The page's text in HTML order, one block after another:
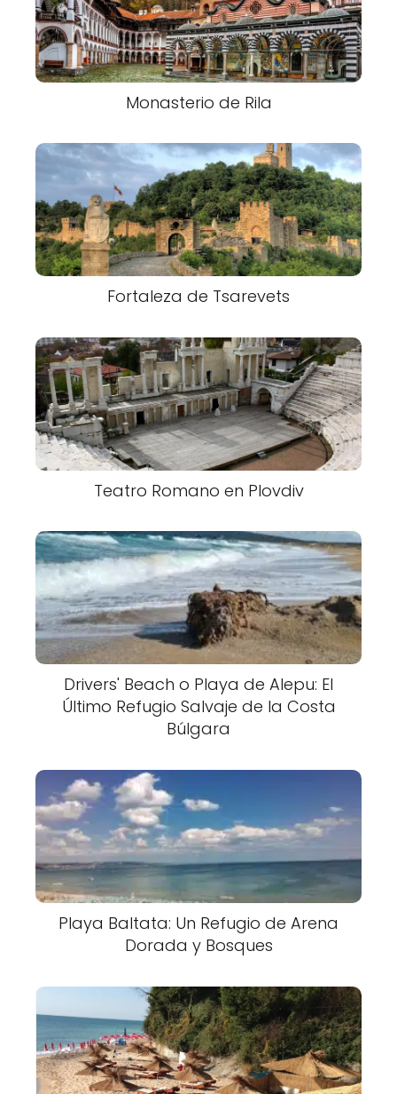
Monasterio de Rila
Fortaleza de Tsarevets
Teatro Romano en Plovdiv
Drivers' Beach o Playa de Alepu: El
Último Refugio Salvaje de la Costa
Búlgara
Playa Baltata: Un Refugio de Arena
Dorada y Bosques